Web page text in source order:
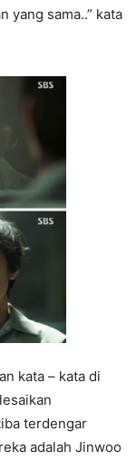
yang sama..” kata
kata – kata di
terdengar
adalah Jinwoo